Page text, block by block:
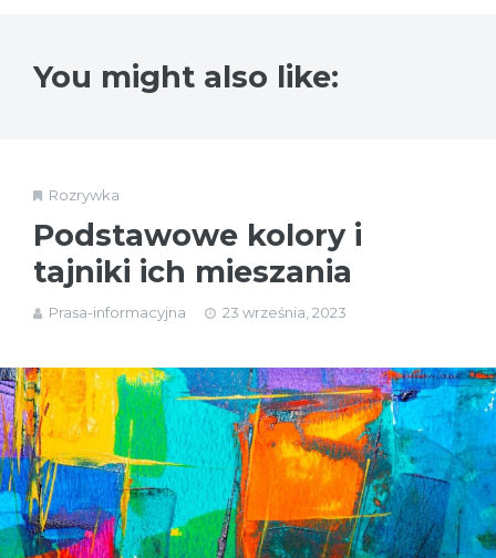
You might also like:
Rozrywka
Podstawowe kolory i
tajniki ich mieszania
Prasa-informacyjna 23 września, 2023